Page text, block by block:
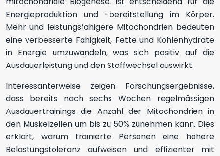
Energieproduktion und -bereitstellung im Körper.
Mehr und leistungsfähigere Mitochondrien bedeuten
eine verbesserte Fähigkeit, Fette und Kohlenhydrate
in Energie umzuwandeln, was sich positiv auf die
Ausdauerleistung und den Stoffwechsel auswirkt.
Interessanterweise zeigen Forschungsergebnisse,
dass bereits nach sechs Wochen regelmässigen
Ausdauertrainings die Anzahl der Mitochondrien in
den Muskelzellen um bis zu 50% zunehmen kann. Dies
erklärt, warum trainierte Personen eine höhere
Belastungstoleranz aufweisen und effizienter mit